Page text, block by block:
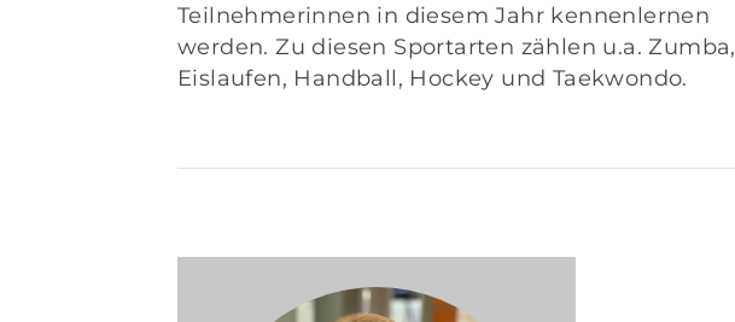
Teilnehmerinnen in diesem Jahr kennenlernen
werden. Zu diesen Sportarten zählen u.a. Zumba,
Eislaufen, Handball, Hockey und Taekwondo.